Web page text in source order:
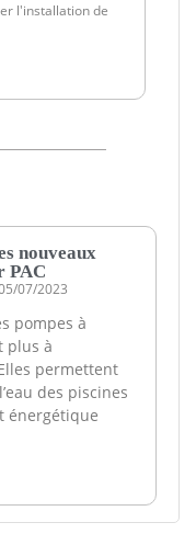
l'installation de
nouveaux
PAC
07/2023
pompes à
plus à
permettent
des piscines
énergétique